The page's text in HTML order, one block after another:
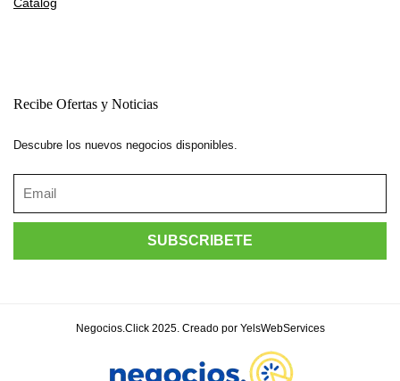
Recibe Ofertas y Noticias
Descubre los nuevos negocios disponibles.
Negocios.Click 2025. Creado por YelsWebServices